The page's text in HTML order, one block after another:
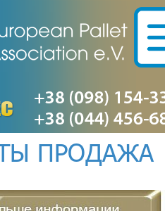
ПРОДАЖА